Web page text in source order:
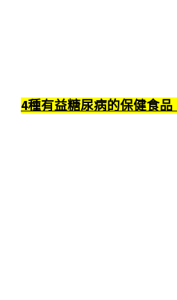
4種有益糖尿病的保健食品